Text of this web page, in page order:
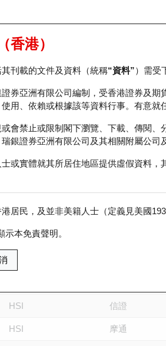
美股指數產品 輪證市場統計 正股資料
香港）
刊載的文件及資料（統稱“資料”）需受
券亞洲有限公司編制，受香港證券及
用、依賴或根據該等資料行事。有意
會禁止或限制閣下瀏覽、下載、傳閱
銀證券亞洲有限公司及其相關附屬公司
或實體就其所居住地區提供虛假資料
居民，及並非美籍人士（定義見美國
示本免責聲明。
析儀
比較
牛證 HSI 恒生指數
選擇最多五隻牛熊證
HSI 信證
HSI 摩通